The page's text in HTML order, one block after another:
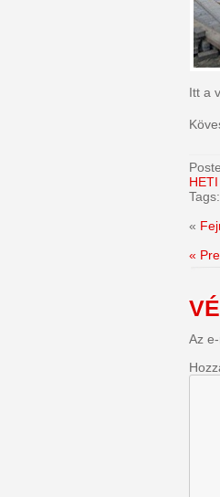
Itt a
Tags:
«
«
Az